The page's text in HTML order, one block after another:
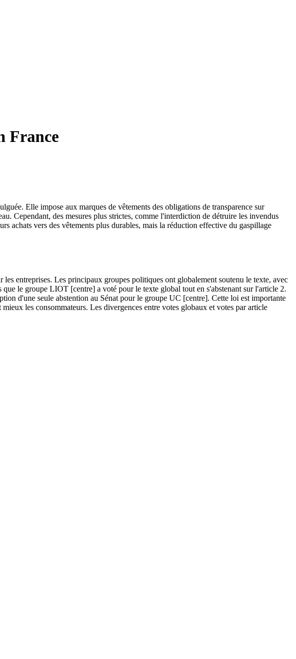
France
Elle impose aux marques de vêtements des obligations de transparence sur
Cependant, des mesures plus strictes, comme l'interdiction de détruire les invendus
achats vers des vêtements plus durables, mais la réduction effective du gaspillage
entreprises. Les principaux groupes politiques ont globalement soutenu le texte, avec
le groupe LIOT [centre] a voté pour le texte global tout en s'abstenant sur l'article 2.
d'une seule abstention au Sénat pour le groupe UC [centre]. Cette loi est importante
les consommateurs. Les divergences entre votes globaux et votes par article